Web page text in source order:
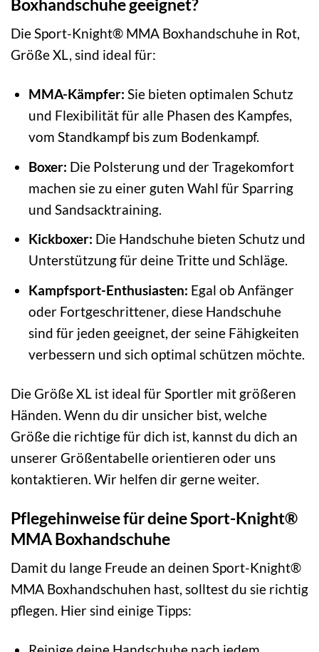
Boxhandschuhe geeignet?
Die Sport-Knight® MMA Boxhandschuhe in Rot,
Größe XL, sind ideal für:
MMA-Kämpfer: Sie bieten optimalen Schutz
und Flexibilität für alle Phasen des Kampfes,
vom Standkampf bis zum Bodenkampf.
Boxer: Die Polsterung und der Tragekomfort
machen sie zu einer guten Wahl für Sparring
und Sandsacktraining.
Kickboxer: Die Handschuhe bieten Schutz und
Unterstützung für deine Tritte und Schläge.
Kampfsport-Enthusiasten: Egal ob Anfänger
oder Fortgeschrittener, diese Handschuhe
sind für jeden geeignet, der seine Fähigkeiten
verbessern und sich optimal schützen möchte.
Die Größe XL ist ideal für Sportler mit größeren
Händen. Wenn du dir unsicher bist, welche
Größe die richtige für dich ist, kannst du dich an
unserer Größentabelle orientieren oder uns
kontaktieren. Wir helfen dir gerne weiter.
Pflegehinweise für deine Sport-Knight®
MMA Boxhandschuhe
Damit du lange Freude an deinen Sport-Knight®
MMA Boxhandschuhen hast, solltest du sie richtig
pflegen. Hier sind einige Tipps: